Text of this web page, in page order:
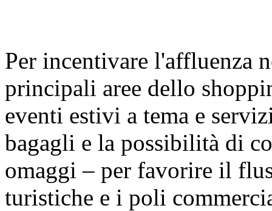
Per incentivare l'affluenza
principali aree dello
eventi estivi a tema e
bagagli e la possibilità di
omaggi – per favorire il
turistiche e i poli